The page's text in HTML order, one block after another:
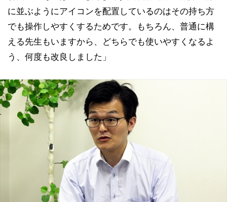
に並ぶようにアイコンを配置しているのはその持ち方
でも操作しやすくするためです。もちろん、普通に構
える先生もいますから、どちらでも使いやすくなるよ
う、何度も改良しました」